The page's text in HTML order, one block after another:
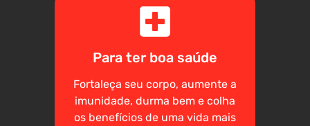
Para ter boa saúde
Fortaleça seu corpo, aumente a
imunidade, durma bem e colha
os benefícios de uma vida mais